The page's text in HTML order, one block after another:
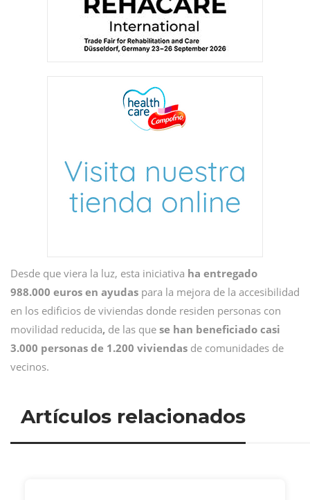
Desde que viera la luz, esta iniciativa ha entregado
988.000 euros en ayudas para la mejora de la accesibilidad
en los edificios de viviendas donde residen personas con
movilidad reducida, de las que se han beneficiado casi
3.000 personas de 1.200 viviendas de comunidades de
vecinos.
Artículos relacionados